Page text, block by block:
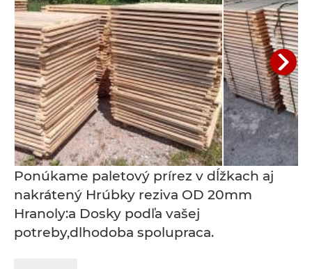
Ponúkame paletový prírez v dĺžkach aj
nakrátený Hrúbky reziva OD 20mm
Hranoly:a Dosky podľa vašej
potreby,dlhodoba spolupraca.